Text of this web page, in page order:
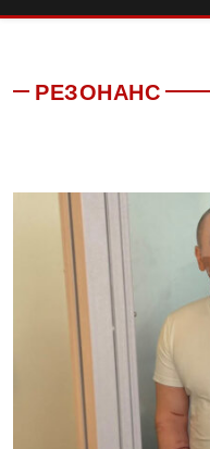
РЕЗОНАНС